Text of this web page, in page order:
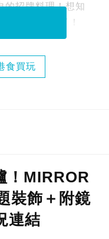
的招牌料理！想知
要留意內文了！
食買玩
！MIRROR
裝飾＋附鏡
連結